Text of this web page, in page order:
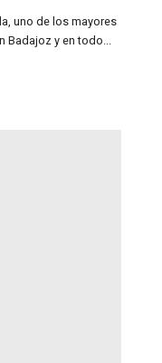
uno de los mayores
Badajoz y en todo...